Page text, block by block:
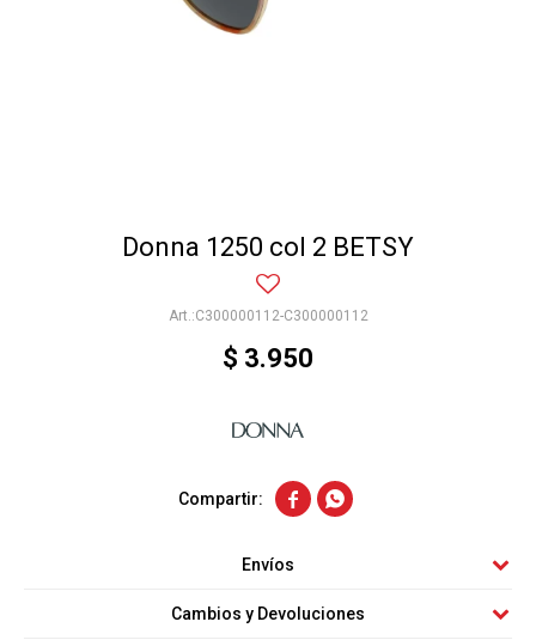
Donna 1250 col 2 BETSY
C300000112-C300000112
$ 3.950
 
Envíos
Cambios y Devoluciones